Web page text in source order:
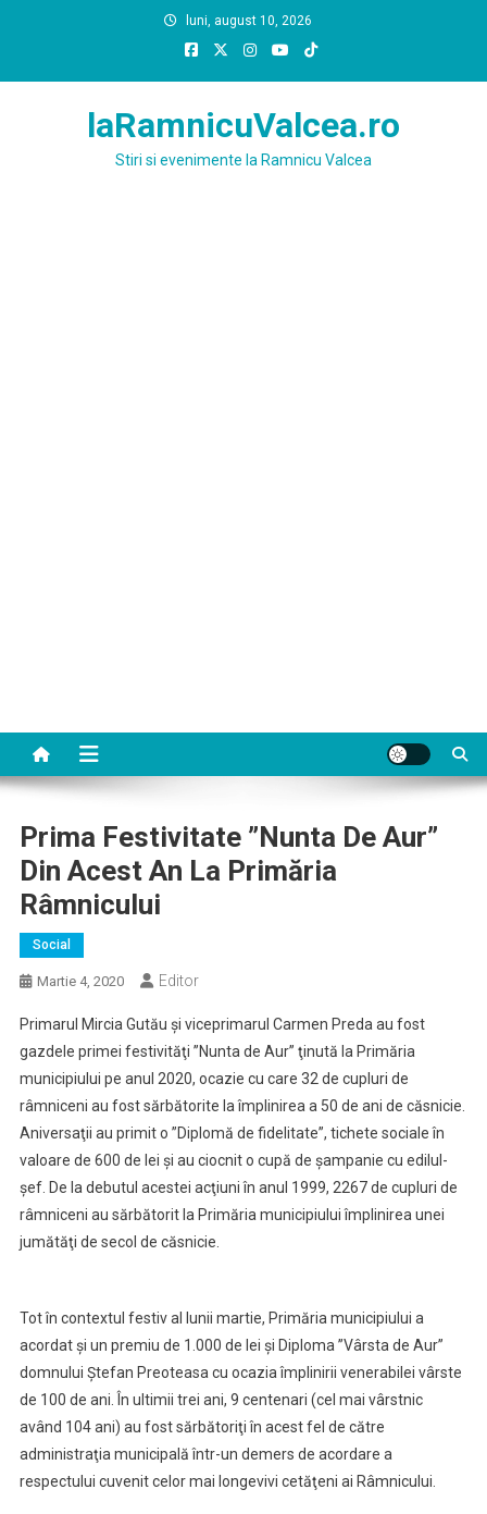
luni, august 10, 2026
laRamnicuValcea.ro
Stiri si evenimente la Ramnicu Valcea
Prima Festivitate ”Nunta De Aur”
Din Acest An La Primăria
Râmnicului
Social
Martie 4, 2020 Editor
Primarul Mircia Gutău şi viceprimarul Carmen Preda au fost
gazdele primei festivităţi ”Nunta de Aur” ţinută la Primăria
municipiului pe anul 2020, ocazie cu care 32 de cupluri de
râmniceni au fost sărbătorite la împlinirea a 50 de ani de căsnicie.
Aniversaţii au primit o ”Diplomă de fidelitate”, tichete sociale în
valoare de 600 de lei şi au ciocnit o cupă de şampanie cu edilul-
şef. De la debutul acestei acţiuni în anul 1999, 2267 de cupluri de
râmniceni au sărbătorit la Primăria municipiului împlinirea unei
jumătăţi de secol de căsnicie.
Tot în contextul festiv al lunii martie, Primăria municipiului a
acordat şi un premiu de 1.000 de lei şi Diploma ”Vârsta de Aur”
domnului Ştefan Preoteasa cu ocazia împlinirii venerabilei vârste
de 100 de ani. În ultimii trei ani, 9 centenari (cel mai vârstnic
având 104 ani) au fost sărbătoriţi în acest fel de către
administraţia municipală într-un demers de acordare a
respectului cuvenit celor mai longevivi cetăţeni ai Râmnicului.